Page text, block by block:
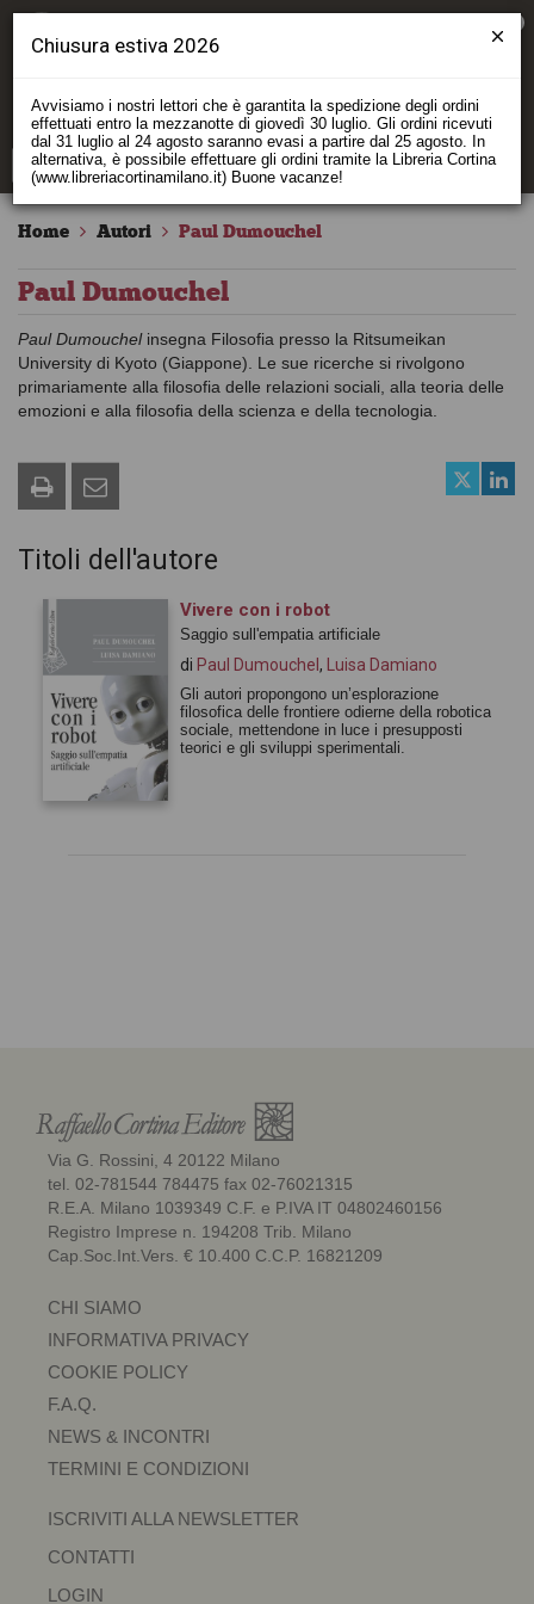
Home Autori Paul Dumouchel
Paul Dumouchel
Paul Dumouchelinsegna Filosofia presso la Ritsumeikan
University di Kyoto (Giappone). Le sue ricerche si rivolgono
primariamente alla filosofia delle relazioni sociali, alla teoria delle
emozioni e alla filosofia della scienza e della tecnologia.
Titoli dell'autore
Vivere con i robot
Saggio sull'empatia artificiale
di Paul Dumouchel , Luisa Damiano
Gli autori propongono un’esplorazione
filosofica delle frontiere odierne della robotica
sociale, mettendone in luce i presupposti
teorici e gli sviluppi sperimentali.
Via G. Rossini, 4 20122 Milano
tel. 02-781544 784475 fax 02-76021315
R.E.A. Milano 1039349 C.F. e P.IVA IT 04802460156
Registro Imprese n. 194208 Trib. Milano
Cap.Soc.Int.Vers. € 10.400 C.C.P. 16821209
CHI SIAMO
INFORMATIVA PRIVACY
COOKIE POLICY
F.A.Q.
NEWS & INCONTRI
TERMINI E CONDIZIONI
ISCRIVITI ALLA NEWSLETTER
CONTATTI
LOGIN
Chiusura estiva 2026
Avvisiamo i nostri lettori che è garantita la spedizione degli ordini
effettuati entro la mezzanotte di giovedì 30 luglio. Gli ordini ricevuti
dal 31 luglio al 24 agosto saranno evasi a partire dal 25 agosto. In
alternativa, è possibile effettuare gli ordini tramite la Libreria Cortina
(www.libreriacortinamilano.it) Buone vacanze!